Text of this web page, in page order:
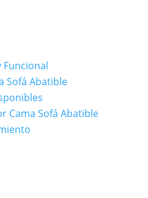
Funcional
Sofá Abatible
Cama Sofá Abatible